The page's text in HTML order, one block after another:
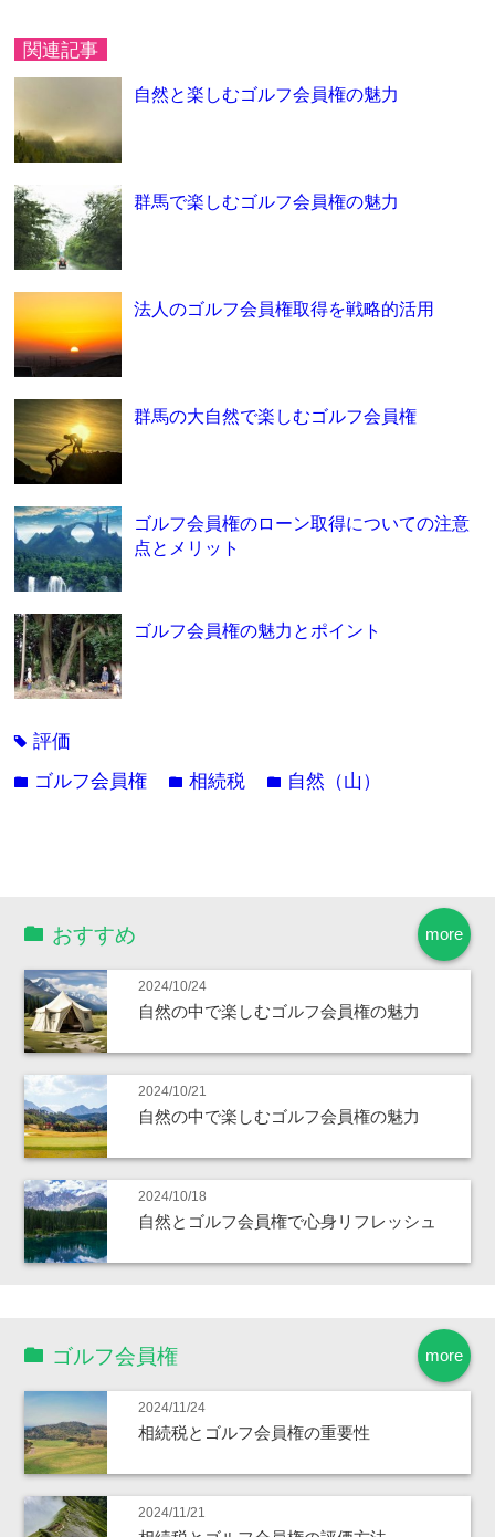
関連記事
自然と楽しむゴルフ会員権の魅力
群馬で楽しむゴルフ会員権の魅力
法人のゴルフ会員権取得を戦略的活用
群馬の大自然で楽しむゴルフ会員権
ゴルフ会員権のローン取得についての注意
点とメリット
ゴルフ会員権の魅力とポイント
tag評価
folder ゴルフ会員権 folder相続税 folder 自然（山）
more
おすすめ
2024/10/24
自然の中で楽しむゴルフ会員権の魅力
2024/10/21
自然の中で楽しむゴルフ会員権の魅力
2024/10/18
自然とゴルフ会員権で心身リフレッシュ
more
ゴルフ会員権
2024/11/24
相続税とゴルフ会員権の重要性
2024/11/21